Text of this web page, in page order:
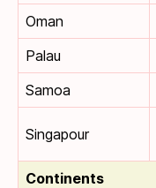
Oman
Palau
Samoa
Singapour
Continents